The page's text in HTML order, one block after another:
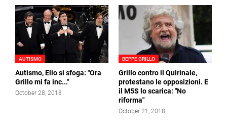
AUTISMO
Autismo, Elio si sfoga: "Ora
Grillo mi fa inc..."
October 28, 2018
BEPPE GRILLO
Grillo contro il Quirinale,
protestano le opposizioni. E
il M5S lo scarica: "No
riforma"
October 21, 2018